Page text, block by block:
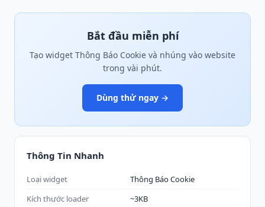
Bắt đầu miễn phí
Tạo widget Thông Báo Cookie và nhúng vào website
trong vài phút.
Dùng thử ngay →
Thông Tin Nhanh
Loại widget
Thông Báo Cookie
Kích thước loader
~3KB